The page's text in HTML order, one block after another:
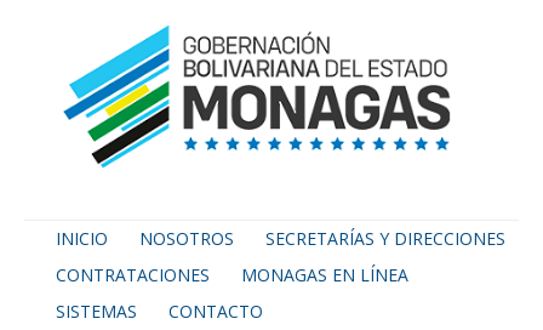
INICIO NOSOTROS
SECRETARÍAS Y DIRECCIONES
CONTRATACIONES
MONAGAS EN LÍNEA
SISTEMAS
CONTACTO